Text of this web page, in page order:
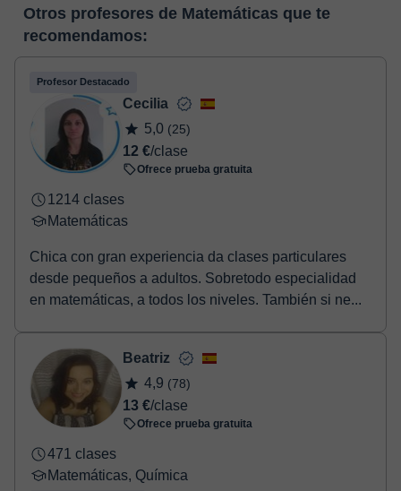
pizarra virtual o el editor de textos a tiempo real. En el siguiente
enlace puedes ver una demo del aula y conocerla: Ver aula
virtual
horas, podrás realizar el pago mediante tarjeta de débito o
crédito.
Una vez realices el pago de la clase, recibirás un e-mail de
Otros profesores de Matemáticas que te
recomendamos:
Profesor Destacado
Cecilia
5,0 (25)
12 €/clase
Ofrece prueba gratuita
1214 clases
Matemáticas
Chica con gran experiencia da clases particulares
desde pequeños a adultos. Sobretodo especialidad
en matemáticas, a todos los niveles. También si ne...
Beatriz
4,9 (78)
13 €/clase
Ofrece prueba gratuita
471 clases
Matemáticas, Química